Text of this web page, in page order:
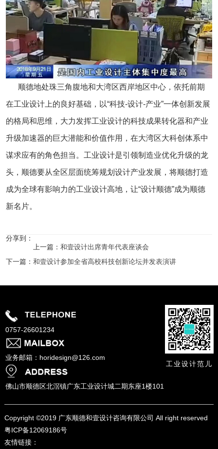
顺德地处珠三角腹地和大湾区西岸地区中心，依托前期
在工业设计上的良好基础，以“科技-设计-产业”一体创新发展
的格局和思维，大力发挥工业设计的科技成果转化器和产业
升级加速器的巨大潜能和价值作用，在大湾区大科创体系中
谋求应有的角色担当。工业设计是引领制造业优化升级的龙
头，顺德要从全区层面统筹规划设计产业发展，将顺德打造
成为全球有影响力的工业设计高地，让“设计顺德”成为顺德
新名片。
分享到：
上一篇： 和壹设计出席青年代表座谈会
下一篇： 和壹设计参加全省高校科技创新论坛并发表演讲
0757-26601234
业务邮箱：horidesign@126.com
佛山市顺德区北滘镇广东工业设计城二期东座1楼101
Copyright ©2019 广东顺德和壹设计咨询有限公司 All right reserved
粤ICP备12069186号
友情链接：
工业设计范儿